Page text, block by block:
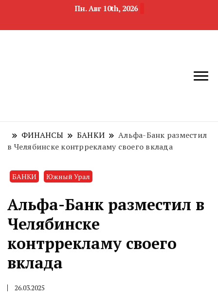
Пн. Авг 10th, 2026
область
недвижимости
ФИНАНСЫ БАНКИ
Альфа-Банк разместил
в Челябинске контррекламу своего вклада
БАНКИ Южный Урал
Альфа-Банк разместил в
Челябинске
контррекламу своего
вклада
26.03.2025